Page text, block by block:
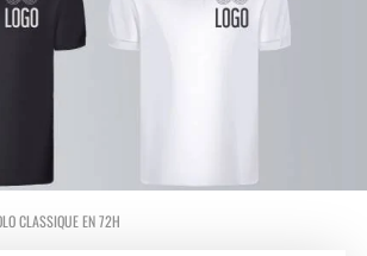
CLASSIQUE EN 72H